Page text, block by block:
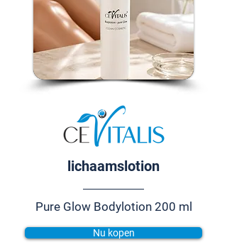
lichaamslotion
Pure Glow Bodylotion 200 ml
Nu kopen